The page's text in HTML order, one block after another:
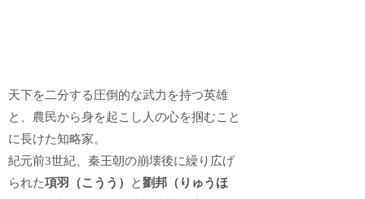
天下を二分する圧倒的な武力を持つ英雄
と、農民から身を起こし人の心を掴むこと
に長けた知略家。
紀元前3世紀、秦王朝の崩壊後に繰り広げ
られた項羽（こうう） と劉邦（りゅうほ